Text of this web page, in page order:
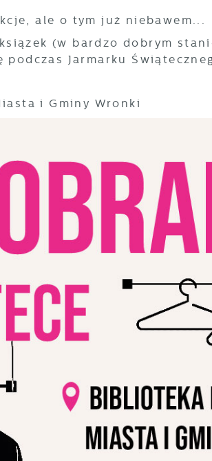
ale o tym już niebawem...
(w bardzo dobrym
Jarmarku
i Gminy Wronki